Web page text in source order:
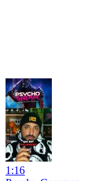
1:16